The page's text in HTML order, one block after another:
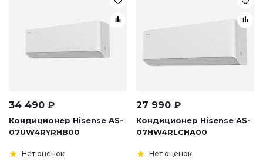
34 490 ₽
Кондиционер Hisense AS-
07UW4RYRHB00
Нет оценок
27 990 ₽
Кондиционер Hisense AS-
07HW4RLCHA00
Нет оценок